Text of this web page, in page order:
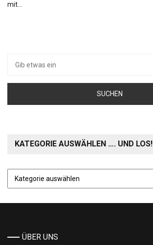
mit…
nach:
KATEGORIE AUSWÄHLEN …. UND LOS!
auswählen
und
ÜBER UNS